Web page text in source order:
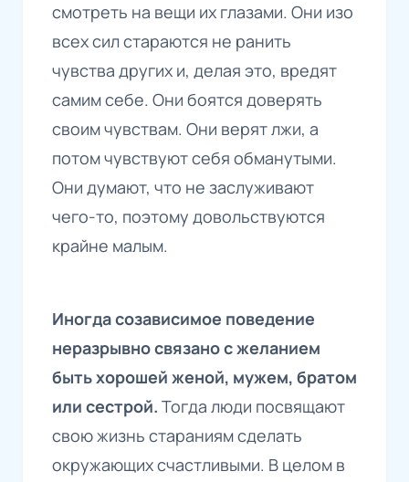
смотреть на вещи их глазами. Они изо
всех сил стараются не ранить
чувства других и, делая это, вредят
самим себе. Они боятся доверять
своим чувствам. Они верят лжи, а
потом чувствуют себя обманутыми.
Они думают, что не заслуживают
чего-то, поэтому довольствуются
крайне малым.
Иногда созависимое поведение
неразрывно связано с желанием
быть хорошей женой, мужем, братом
или сестрой. Тогда люди посвящают
свою жизнь стараниям сделать
окружающих счастливыми. В целом в